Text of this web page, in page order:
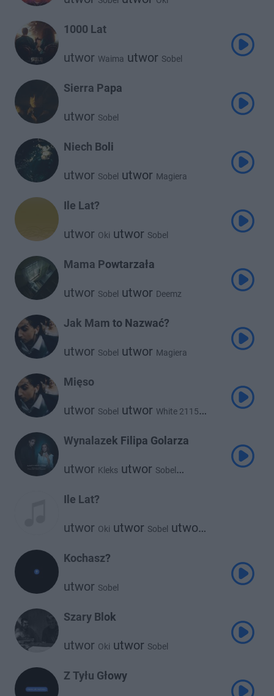
1000 Lat
utwor Waima utwor Sobel
Sierra Papa
utwor Sobel
Niech Boli
utwor Sobel utwor Magiera
Ile Lat?
utwor Oki utwor Sobel
Mama Powtarzała
utwor Sobel utwor Deemz
Jak Mam to Nazwać?
utwor Sobel utwor Magiera
Mięso
utwor Sobel utwor White 2115
Wynalazek Filipa Golarza
utwor Kleks utwor Sobel
Ile Lat?
utwor Oki utwor Sobel utwor
Kochasz?
utwor Sobel
Szary Blok
utwor Oki utwor Sobel
Z Tyłu Głowy